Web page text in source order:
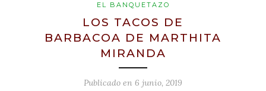
EL BANQUETAZO
LOS TACOS DE
BARBACOA DE MARTHITA
MIRANDA
Publicado en 6 junio, 2019